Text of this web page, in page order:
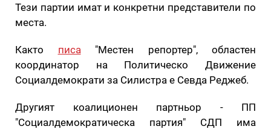
Тези партии имат и конкретни представители по
места.
Както писа "Местен репортер", областен
координатор на Политическо Движение
Социалдемократи за Силистра е Севда Реджеб.
Другият коалиционен партньор - ПП
"Социалдемократическа партия" СДП има